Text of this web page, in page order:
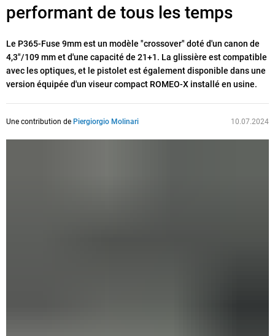
performant de tous les temps
Le P365-Fuse 9mm est un modèle "crossover" doté d'un canon de
4,3"/109 mm et d'une capacité de 21+1. La glissière est compatible
avec les optiques, et le pistolet est également disponible dans une
version équipée d'un viseur compact ROMEO-X installé en usine.
Une contribution de Piergiorgio Molinari 10.07.2024